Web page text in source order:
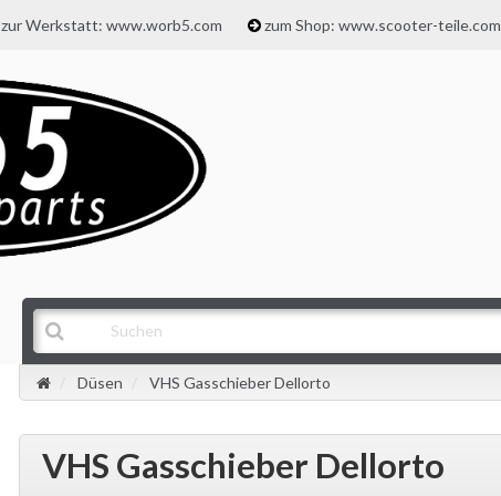
zur Werkstatt: www.worb5.com zum Shop: www.scooter-teile.com
Düsen VHS Gasschieber Dellorto
VHS Gasschieber Dellorto